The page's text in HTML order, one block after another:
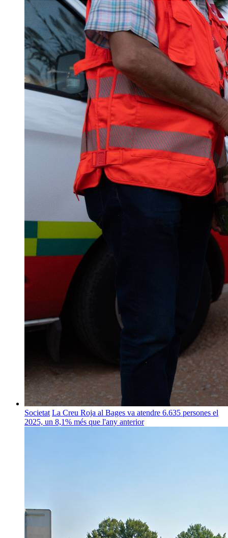
Societat La Creu Roja al Bages va atendre 6.635 persones el
2025, un 8,1% més que l'any anterior